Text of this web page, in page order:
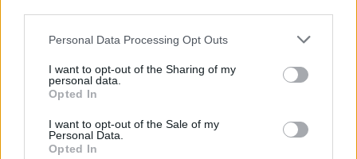
Personal Data Processing Opt Outs
I want to opt-out of the Sharing of my
personal data.
Opted In
I want to opt-out of the Sale of my
Personal Data.
Opted In
Δημήτρης Αρώνης,
κλασική και ακουστική κιθάρα,
Δήμος Βουγιούκας
, ακορντεόν
Επιμέλεια προγράμματος: